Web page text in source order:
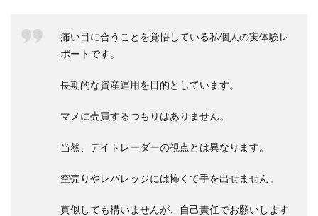
痛い目に合うことを覚悟している私個人の実体験レ
ポートです。
長期的な資産運用を目的としています。
マメに売買するつもりはありません。
当然、デイトレーダーの視点とは異なります。
空売りやレバレッジには怖くて手を出せません。
真似しても構いませんが、自己責任でお願いします